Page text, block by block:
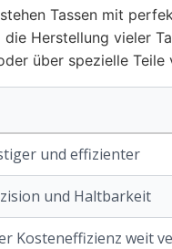
Tassen mit
Herstellung vieler
über spezielle Teile
und effizienter
und Haltbarkeit
Kosteneffizienz weit